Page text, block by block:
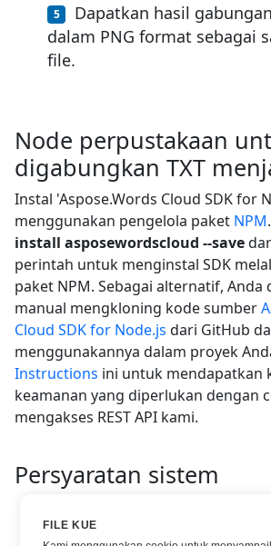
Dapatkan hasil gabungan
dalam PNG format sebagai
file.
Node perpustakaan
digabungkan TXT
Instal 'Aspose.Words Cloud SDK for
menggunakan pengelola paket NPM
install asposewordscloud --save
perintah untuk menginstal SDK
paket NPM. Sebagai alternatif, Anda
manual mengkloning kode sumber
Cloud SDK for Node.js dari GitHub
menggunakannya dalam proyek
Instructions ini untuk mendapatkan
keamanan yang diperlukan dengan
mengakses REST API kami.
Persyaratan sistem
lodash (version 4.17.15+)
FILE KUE